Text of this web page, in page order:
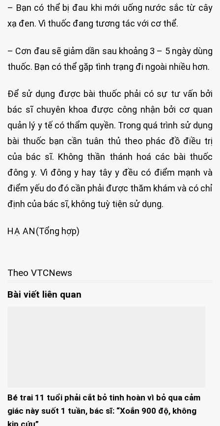
– Bạn có thể bị đau khi mới uống nước sắc từ cây
xạ đen. Vì thuốc đang tương tác với cơ thể.
– Cơn đau sẽ giảm dần sau khoảng 3 – 5 ngày dùng
thuốc. Bạn có thể gặp tình trạng đi ngoài nhiều hơn.
Để sử dụng được bài thuốc phải có sự tư vấn bởi
bác sĩ chuyên khoa được công nhận bởi cơ quan
quản lý y tế có thẩm quyền. Trong quá trình sử dụng
bài thuốc bạn cần tuân thủ theo phác đồ điều trị
của bác sĩ. Không thần thánh hoá các bài thuốc
đông y. Vì đông y hay tây y đều có điểm mạnh và
điểm yếu do đó cần phải được thăm khám và có chỉ
định của bác sĩ, không tuỳ tiện sử dụng.
HẠ AN(Tổng hợp)
Theo VTCNews
Bài viết liên quan
Bé trai 11 tuổi phải cắt bỏ tinh hoàn vì bỏ qua cảm
giác này suốt 1 tuần, bác sĩ: “Xoắn 900 độ, không